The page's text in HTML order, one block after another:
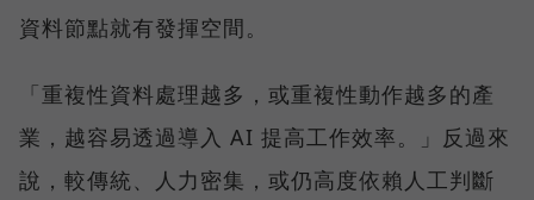
資料節點就有發揮空間。
「重複性資料處理越多，或重複性動作越多的產
業，越容易透過導入 AI 提高工作效率。」反過來
說，較傳統、人力密集，或仍高度依賴人工判斷